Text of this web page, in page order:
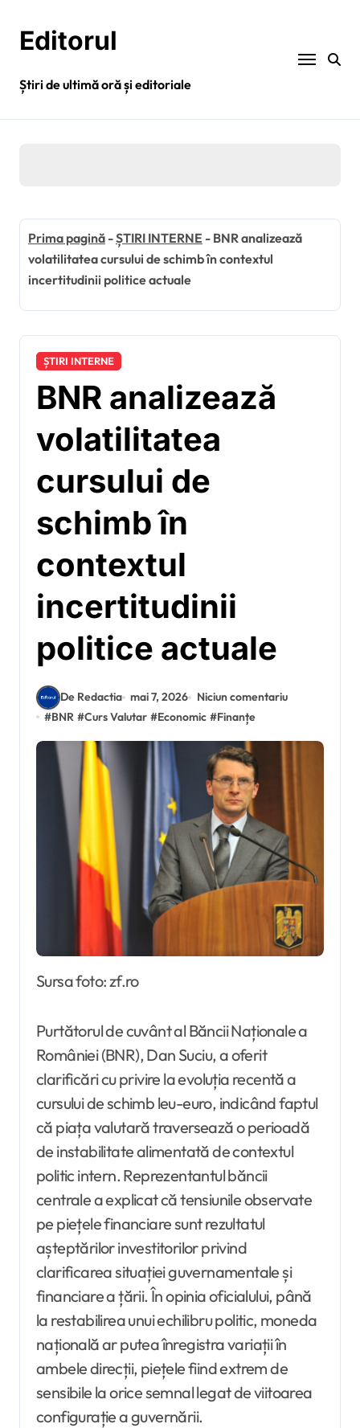
conținutEditorul
Știri de ultimă oră și editoriale
Prima pagină -ȘTIRI INTERNE - BNR analizează
volatilitatea cursului de schimb în contextul
incertitudinii politice actuale
ȘTIRI INTERNE
BNR analizează
volatilitatea
cursului de
schimb în
contextul
incertitudinii
politice actuale
De Redactia mai 7, 2026
Niciun comentariu
#BNR #Curs Valutar #Economic #Finanțe
Sursa foto: zf.ro
Purtătorul de cuvânt al Băncii Naționale a
României (BNR), Dan Suciu, a oferit
clarificări cu privire la evoluția recentă a
cursului de schimb leu-euro, indicând faptul
că piața valutară traversează o perioadă
de instabilitate alimentată de contextul
politic intern. Reprezentantul băncii
centrale a explicat că tensiunile observate
pe piețele financiare sunt rezultatul
așteptărilor investitorilor privind
clarificarea situației guvernamentale și
financiare a țării. În opinia oficialului, până
la restabilirea unui echilibru politic, moneda
națională ar putea înregistra variații în
ambele direcții, piețele fiind extrem de
sensibile la orice semnal legat de viitoarea
configurație a guvernării.